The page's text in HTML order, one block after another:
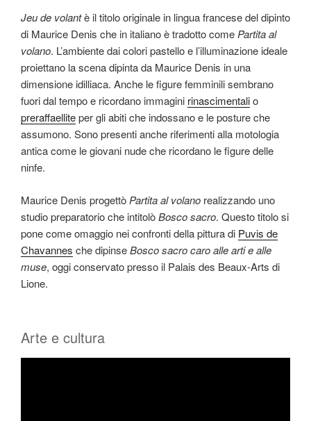
Jeu de volantè il titolo originale in lingua francese del dipinto
di Maurice Denis che in italiano è tradotto comePartita al
volano. L’ambiente dai colori pastello e l’illuminazione ideale
proiettano la scena dipinta da Maurice Denis in una
dimensione idilliaca. Anche le figure femminili sembrano
fuori dal tempo e ricordano immagini rinascimentalio
preraffaelliteper gli abiti che indossano e le posture che
assumono. Sono presenti anche riferimenti alla motologia
antica come le giovani nude che ricordano le figure delle
ninfe.
Maurice Denis progettò Partita al volano realizzando uno
studio preparatorio che intitolòBosco sacro. Questo titolo si
pone come omaggio nei confronti della pittura di Puvis de
Chavannes che dipinseBosco sacro caro alle arti e alle
muse, oggi conservato presso il Palais des Beaux-Arts di
Lione.
Arte e cultura